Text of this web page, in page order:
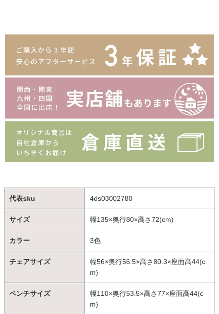
代表sku 4ds03002780
サイズ 幅135×奥行80×高さ72(cm)
カラー 3色
チェアサイズ
幅56×奥行56.5×高さ80.3×座面高44(c
m)
ベンチサイズ
幅110×奥行53.5×高さ77×座面高44(c
m)